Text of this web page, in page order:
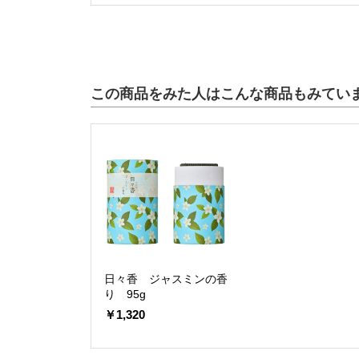
この商品をみた人はこんな商品もみてい
日々香 ジャスミンの香
り 95g
￥1,320